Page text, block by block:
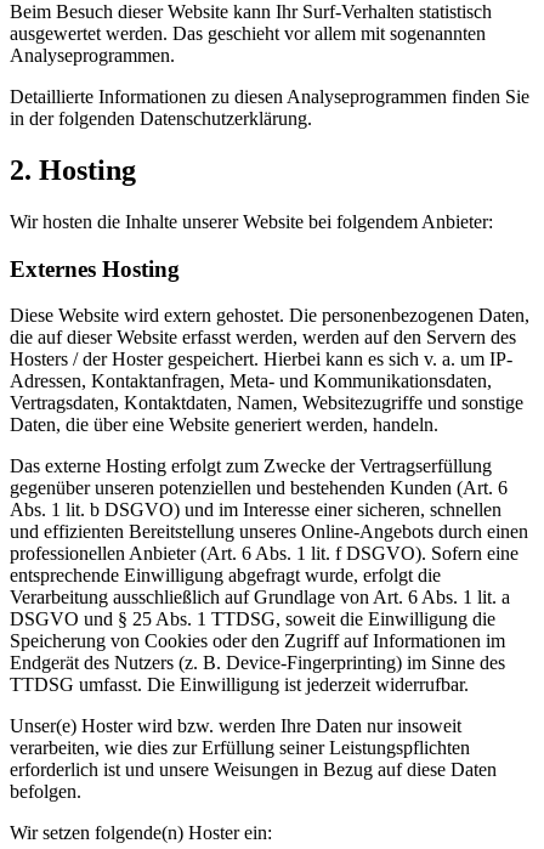
Beim Besuch dieser Website kann Ihr Surf-Verhalten statistisch
ausgewertet werden. Das geschieht vor allem mit sogenannten
Analyseprogrammen.
Detaillierte Informationen zu diesen Analyseprogrammen finden Sie
in der folgenden Datenschutzerklärung.
2. Hosting
Wir hosten die Inhalte unserer Website bei folgendem Anbieter:
Externes Hosting
Diese Website wird extern gehostet. Die personenbezogenen Daten,
die auf dieser Website erfasst werden, werden auf den Servern des
Hosters / der Hoster gespeichert. Hierbei kann es sich v. a. um IP-
Adressen, Kontaktanfragen, Meta- und Kommunikationsdaten,
Vertragsdaten, Kontaktdaten, Namen, Websitezugriffe und sonstige
Daten, die über eine Website generiert werden, handeln.
Das externe Hosting erfolgt zum Zwecke der Vertragserfüllung
gegenüber unseren potenziellen und bestehenden Kunden (Art. 6
Abs. 1 lit. b DSGVO) und im Interesse einer sicheren, schnellen
und effizienten Bereitstellung unseres Online-Angebots durch einen
professionellen Anbieter (Art. 6 Abs. 1 lit. f DSGVO). Sofern eine
entsprechende Einwilligung abgefragt wurde, erfolgt die
Verarbeitung ausschließlich auf Grundlage von Art. 6 Abs. 1 lit. a
DSGVO und § 25 Abs. 1 TTDSG, soweit die Einwilligung die
Speicherung von Cookies oder den Zugriff auf Informationen im
Endgerät des Nutzers (z. B. Device-Fingerprinting) im Sinne des
TTDSG umfasst. Die Einwilligung ist jederzeit widerrufbar.
Unser(e) Hoster wird bzw. werden Ihre Daten nur insoweit
verarbeiten, wie dies zur Erfüllung seiner Leistungspflichten
erforderlich ist und unsere Weisungen in Bezug auf diese Daten
befolgen.
Wir setzen folgende(n) Hoster ein: